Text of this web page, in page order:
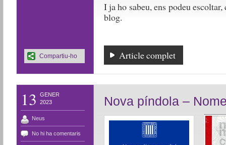
I ja ho sabeu, ens podeu
blog.
Article complet
Compartiu-ho
13
GENER
2023
Neus
No hi ha comentaris
Nova píndola –